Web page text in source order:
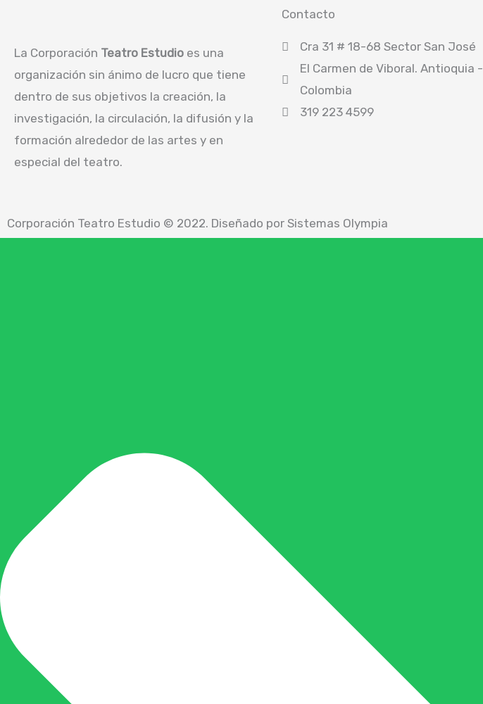
La Corporación Teatro Estudio es una
organización sin ánimo de lucro que tiene
dentro de sus objetivos la creación, la
investigación, la circulación, la difusión y la
formación alrededor de las artes y en
especial del teatro.
Contacto
Cra 31 # 18-68 Sector San José
El Carmen de Viboral. Antioquia -
Colombia
319 223 4599
Corporación Teatro Estudio © 2022. Diseñado por Sistemas Olympia